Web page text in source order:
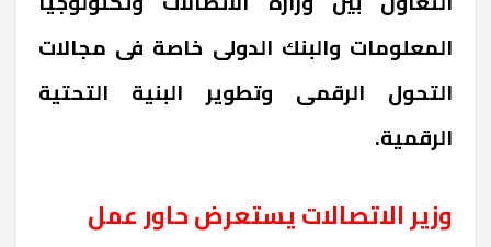
المعلومات والبنك الدولى خاصة فى مجالات
التحول الرقمى وتطوير البنية التحتية
الرقمية.
وزير الاتصالات يستعرض حاور عمل